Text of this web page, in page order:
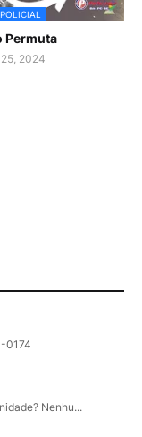
Permuta
2024
0174
Nenhu...